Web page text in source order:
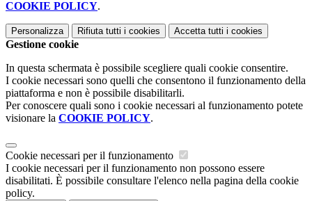
COOKIE POLICY.
Personalizza Rifiuta tutti i cookies Accetta tutti i cookies
Gestione cookie
In questa schermata è possibile scegliere quali cookie consentire.
I cookie necessari sono quelli che consentono il funzionamento della
piattaforma e non è possibile disabilitarli.
Per conoscere quali sono i cookie necessari al funzionamento potete
visionare la COOKIE POLICY.
Cookie necessari per il funzionamento
I cookie necessari per il funzionamento non possono essere
disabilitati. È possibile consultare l'elenco nella pagina della cookie
policy.